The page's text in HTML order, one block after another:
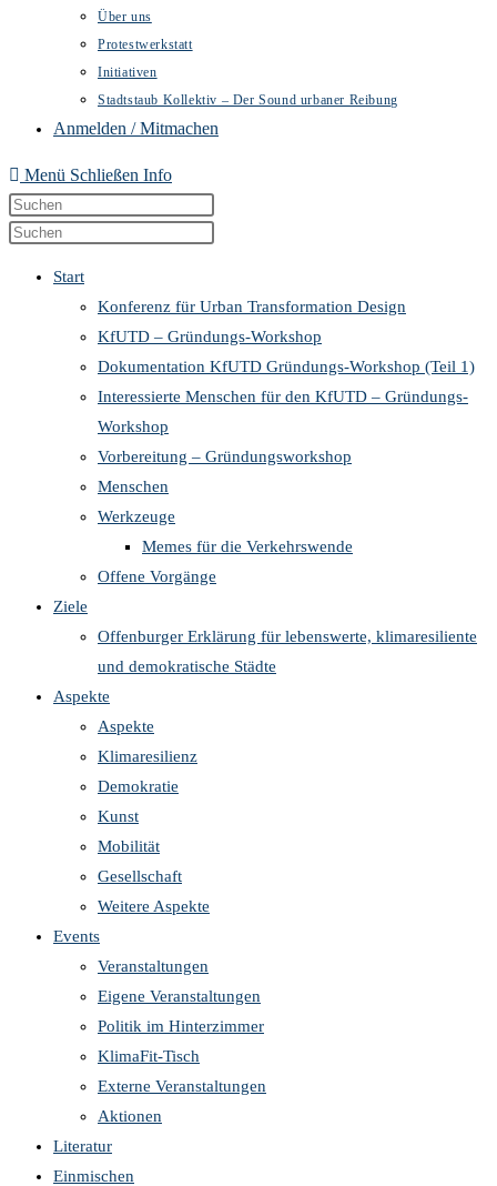
Über uns
Protestwerkstatt
Initiativen
Stadtstaub Kollektiv – Der Sound urbaner Reibung
Anmelden / Mitmachen
Menü Schließen Info
Diese
Website
the
search
panel.
close
the
search
panel.
Start
Konferenz für Urban Transformation Design
KfUTD – Gründungs-Workshop
Dokumentation KfUTD Gründungs-Workshop (Teil 1)
Interessierte Menschen für den KfUTD – Gründungs-
Workshop
Vorbereitung – Gründungsworkshop
Menschen
Werkzeuge
Memes für die Verkehrswende
Offene Vorgänge
Ziele
Offenburger Erklärung für lebenswerte, klimaresiliente
und demokratische Städte
Aspekte
Aspekte
Klimaresilienz
Demokratie
Kunst
Mobilität
Gesellschaft
Weitere Aspekte
Events
Veranstaltungen
Eigene Veranstaltungen
Politik im Hinterzimmer
KlimaFit-Tisch
Externe Veranstaltungen
Aktionen
Literatur
Einmischen